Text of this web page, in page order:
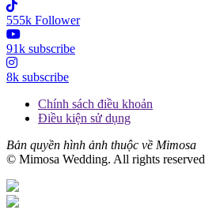
555k Follower
91k subscribe
8k subscribe
Chính sách điều khoản
Điều kiện sử dụng
Bản quyền hình ảnh thuộc về Mimosa
© Mimosa Wedding. All rights reserved